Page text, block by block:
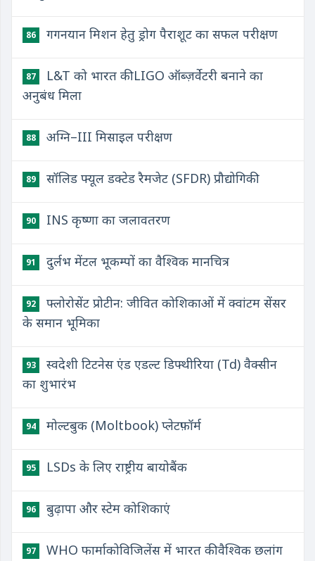
86 गगनयान मिशन हेतु ड्रोग पैराशूट का सफल परीक्षण
87
L&T को भारत की LIGO ऑब्ज़र्वेटरी बनाने का
अनुबंध मिला
88 अग्नि–III मिसाइल परीक्षण
89 सॉलिड फ्यूल डक्टेड रैमजेट (SFDR) प्रौद्योगिकी
90 INS कृष्णा का जलावतरण
91 दुर्लभ मेंटल भूकम्पों का वैश्विक मानचित्र
92
फ्लोरोसेंट प्रोटीन: जीवित कोशिकाओं में क्वांटम सेंसर
के समान भूमिका
93
स्वदेशी टिटनेस एंड एडल्ट डिफ्थीरिया (Td) वैक्सीन
का शुभारंभ
94 मोल्टबुक (Moltbook) प्लेटफ़ॉर्म
95 LSDs के लिए राष्ट्रीय बायोबैंक
96 बुढ़ापा और स्टेम कोशिकाएं
97 WHO फार्माकोविजिलेंस में भारत की वैश्विक छलांग